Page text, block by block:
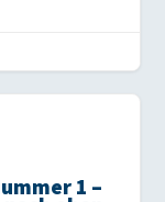
1 –